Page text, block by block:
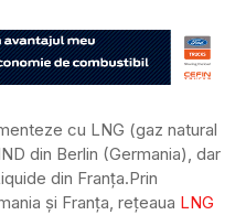
cu LNG (gaz natural
din Berlin (Germania), dar
din Franța.Prin
și Franța, rețeaua LNG